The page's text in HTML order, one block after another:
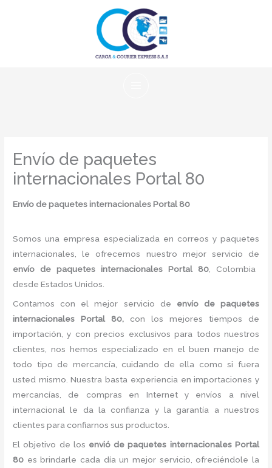
Envío de paquetes
internacionales Portal 80
Envío de paquetes internacionales Portal 80
Somos una empresa especializada en correos y paquetes
internacionales, le ofrecemos nuestro mejor servicio de
envío de paquetes internacionales Portal 80, Colombia
desde Estados Unidos.
Contamos con el mejor servicio de envío de paquetes
internacionales Portal 80, con los mejores tiempos de
importación, y con precios exclusivos para todos nuestros
clientes, nos hemos especializado en el buen manejo de
todo tipo de mercancía, cuidando de ella como si fuera
usted mismo. Nuestra basta experiencia en importaciones y
mercancías, de compras en Internet y envíos a nivel
internacional le da la confianza y la garantía a nuestros
clientes para confiarnos sus productos.
El objetivo de los envió de paquetes internacionales Portal
80 es brindarle cada día un mejor servicio, ofreciéndole la